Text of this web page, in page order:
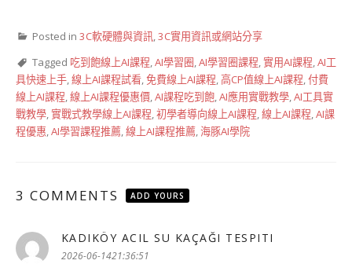
Posted in 3C軟硬體與資訊,3C實用資訊或網站分享
Tagged 吃到飽線上AI課程,AI學習圈,AI學習圈課程,實用AI課程,AI工
具快速上手,線上AI課程試看,免費線上AI課程,高CP值線上AI課程,付費
線上AI課程,線上AI課程優惠價,AI課程吃到飽,AI應用實戰教學,AI工具實
戰教學,實戰式教學線上AI課程,初學者導向線上AI課程,線上AI課程,AI課
程優惠,AI學習課程推薦,線上AI課程推薦,海豚AI學院
3 COMMENTS ADD YOURS
KADIKÖY ACIL SU KAÇAĞI TESPITI
2026-06-1421:36:51